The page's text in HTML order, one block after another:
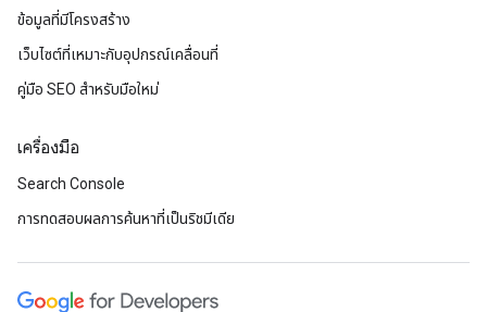
ข้อมูลที่มีโครงสร้าง
เว็บไซต์ที่เหมาะกับอุปกรณ์เคลื่อนที่
คู่มือ SEO สำหรับมือใหม่
เครื่องมือ
Search Console
การทดสอบผลการค้นหาที่เป็นริชมีเดีย